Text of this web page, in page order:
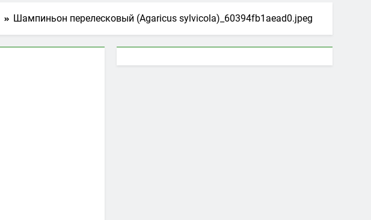
Шампиньон перелесковый (Agaricus sylvicola)_60394fb1aead0.jpeg